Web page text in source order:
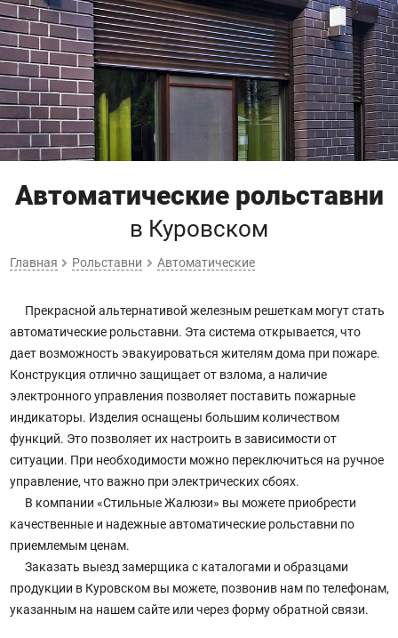
Автоматические рольставни
в Куровском
Главная Рольставни Автоматические
Прекрасной альтернативой железным решеткам могут стать
автоматические рольставни. Эта система открывается, что
дает возможность эвакуироваться жителям дома при пожаре.
Конструкция отлично защищает от взлома, а наличие
электронного управления позволяет поставить пожарные
индикаторы. Изделия оснащены большим количеством
функций. Это позволяет их настроить в зависимости от
ситуации. При необходимости можно переключиться на ручное
управление, что важно при электрических сбоях.
В компании «Стильные Жалюзи» вы можете приобрести
качественные и надежные автоматические рольставни по
приемлемым ценам.
Заказать выезд замерщика с каталогами и образцами
продукции в Куровском вы можете, позвонив нам по телефонам,
указанным на нашем сайте или через форму обратной связи.